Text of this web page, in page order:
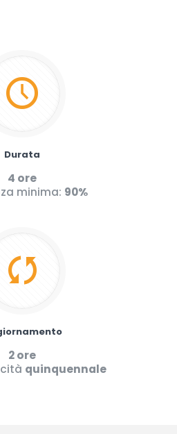
Durata
4 ore
minima: 90%
2 ore
quinquennale